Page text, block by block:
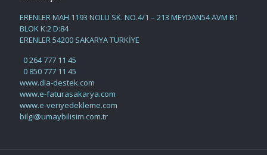
ERENLER MAH.1193 NOLU SK. NO.4/1 – 213 MEYDAN54 AVM B1
BLOK K:2 D:84
ERENLER 54200 SAKARYA TÜRKİYE
0 264 777 11 45
0 850 777 11 45
www.dia-destek.com
www.e-faturasakarya.com
www.e-veriyedekleme.com
bilgi@umaybilisim.com.tr